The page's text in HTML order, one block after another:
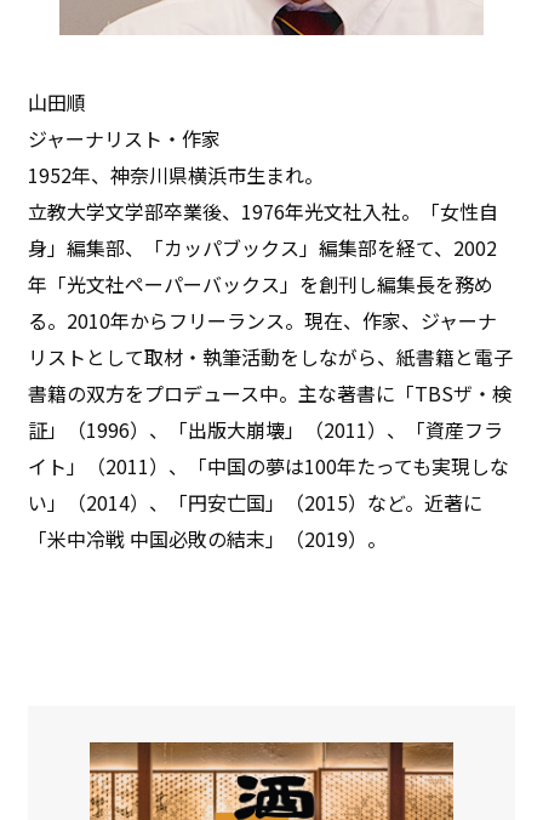
山田順
ジャーナリスト・作家
1952年、神奈川県横浜市生まれ。
立教大学文学部卒業後、1976年光文社入社。「女性自
身」編集部、「カッパブックス」編集部を経て、2002
年「光文社ペーパーバックス」を創刊し編集長を務め
る。2010年からフリーランス。現在、作家、ジャーナ
リストとして取材・執筆活動をしながら、紙書籍と電子
書籍の双方をプロデュース中。主な著書に「TBSザ・検
証」（1996）、「出版大崩壊」（2011）、「資産フラ
イト」（2011）、「中国の夢は100年たっても実現しな
い」（2014）、「円安亡国」（2015）など。近著に
「米中冷戦 中国必敗の結末」（2019）。